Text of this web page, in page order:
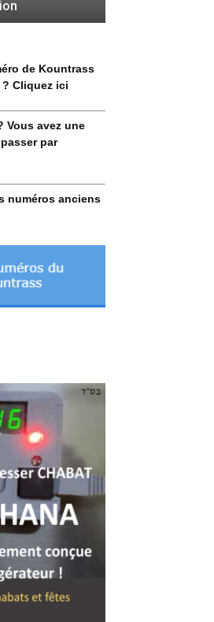
de Kountrass
Cliquez ici
Vous avez une
par
numéros anciens